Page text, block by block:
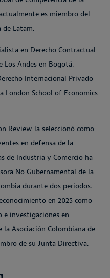
es miembro del
de Latam.
en Derecho Contractual
Los Andes en Bogotá.
Internacional Privado
London School of Economics
Review la seleccionó como
en defensa de la
de Industria y Comercio ha
No Gubernamental de la
durante dos periodos.
en 2025 como
e investigaciones en
la Asociación Colombiana de
de su Junta Directiva.